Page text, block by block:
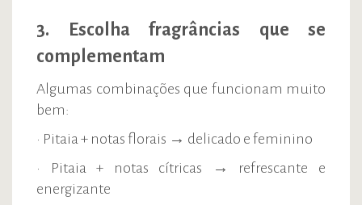
3. Escolha fragrâncias que se
complementam
Algumas combinações que funcionam muito
bem:
• Pitaia + notas florais → delicado e feminino
• Pitaia + notas cítricas → refrescante e
energizante